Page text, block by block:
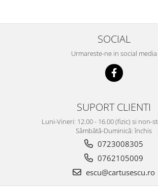
SOCIAL
Urmareste-ne in social media
SUPORT CLIENTI
Luni-Vineri: 12.00 - 16.00 (fizic) si non-
Sâmbătă-Duminică: închis
0723008305
0762105009
escu@cartusescu.ro